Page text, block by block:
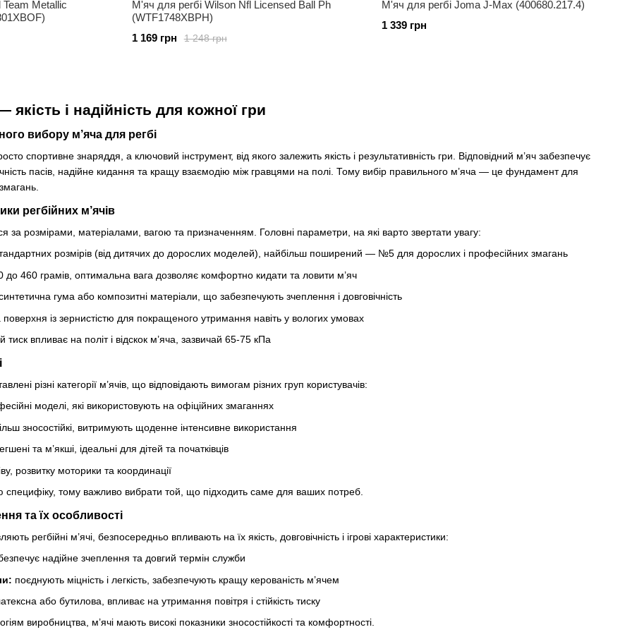
якість і надійність для кожної гри
вибору м’яча для регбі
спортивне знаряддя, а ключовий інструмент, від якого залежить якість і результативність гри. Відповідний м’яч забезпечує
пасів, надійне кидання та кращу взаємодію між гравцями на полі. Тому вибір правильного м’яча — це фундамент для
регбійних м’ячів
за розмірами, матеріалами, вагою та призначенням. Головні параметри, на які варто звертати увагу:
розмірів (від дитячих до дорослих моделей), найбільш поширений — №5 для дорослих і професійних змагань
до 460 грамів, оптимальна вага дозволяє комфортно кидати та ловити м’яч
гума або композитні матеріали, що забезпечують зчеплення і довговічність
із зернистістю для покращеного утримання навіть у вологих умовах
впливає на політ і відскок м’яча, зазвичай 65-75 кПа
різні категорії м’ячів, що відповідають вимогам різних груп користувачів:
моделі, які використовують на офіційних змаганнях
зносостійкі, витримують щоденне інтенсивне використання
та м’якші, ідеальні для дітей та початківців
розвитку моторики та координації
тому важливо вибрати той, що підходить саме для ваших потреб.
та їх особливості
регбійні м’ячі, безпосередньо впливають на їх якість, довговічність і ігрові характеристики:
надійне зчеплення та довгий термін служби
поєднують міцність і легкість, забезпечують кращу керованість м’ячем
або бутилова, впливає на утримання повітря і стійкість тиску
виробництва, м’ячі мають високі показники зносостійкості та комфортності.
Metallic
М'яч для регбі Wilson Nfl Licensed Ball Ph
(WTF1748XBPH)
1 248 грн
1 169 грн
М'яч для регбі Joma J-Max (400680.217.4)
1 339 грн